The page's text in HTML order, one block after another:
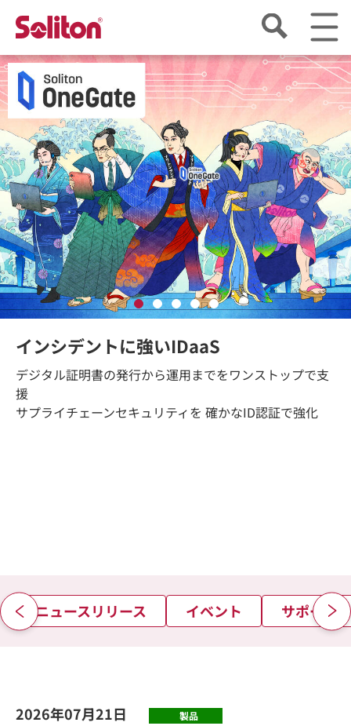
インシデントに強いIDaaS
デジタル証明書の発行から運用までをワンストップで支
援
サプライチェーンセキュリティを 確かなID認証で強化
ニュースリリース イベント サポート
2026年07月21日 製品